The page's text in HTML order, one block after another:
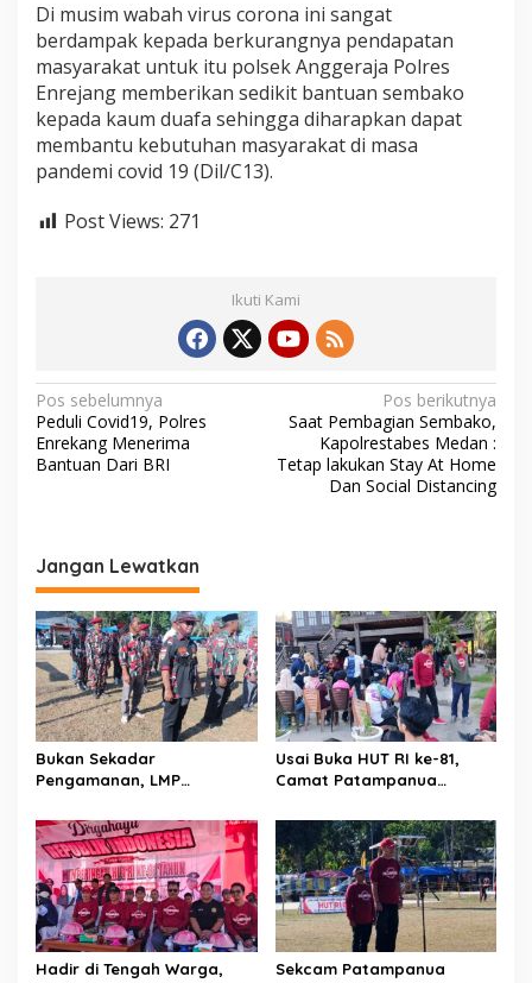
B
e
r
s
a
m
a
P
r
s
S
a
l
r
k
t
u
a
n
S
e
m
b
a
o
e
p
a
d
a
W
a
Di musim wabah virus corona ini sangat
berdampak kepada berkurangnya pendapatan
masyarakat untuk itu polsek Anggeraja Polres
Enrejang memberikan sedikit bantuan sembako
kepada kaum duafa sehingga diharapkan dapat
membantu kebutuhan masyarakat di masa
pandemi covid 19 (Dil/C13).
Post Views: 271
Ikuti Kami
N
a
v
a
s
i
p
o
s
Pos sebelumnya
Peduli Covid19, Polres
Enrekang Menerima
Bantuan Dari BRI
Pos berikutnya
Saat Pembagian Sembako,
Kapolrestabes Medan :
Tetap lakukan Stay At Home
Dan Social Distancing
Jangan Lewatkan
Bukan Sekadar
Pengamanan, LMP
Wajah Sinergitas di
Pembukaan HUT RI ke-81
Usai Buka HUT RI ke-81,
Camat Patampanua
Lurah: Arahan Tegas
Dibumbui Canda, Semua
Fokus Mendengar!
Hadir di Tengah Warga,
Sekcam Patampanua